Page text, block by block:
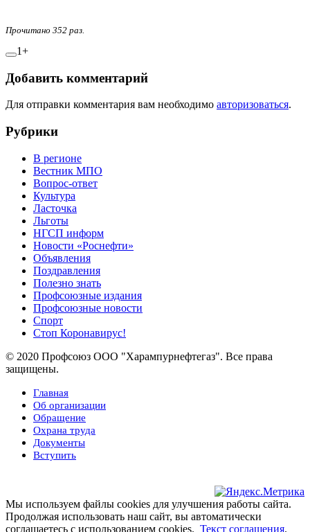
Прочитано 352 раз.
1+
Добавить комментарий
Для отправки комментария вам необходимо авторизоваться.
Рубрики
В регионе
Вестник МПО
Вопрос-ответ
Культура
Ласточка
Льготы
НГСП информ
Новости «Роснефти»
Объявления
Поздравления
Полезно знать
Профсоюзные издания
Профсоюзные новости
Спорт
Стоп Коронавирус!
© 2020 Профсоюз ООО "Харампурнефтегаз". Все права
защищены.
Главная
Об организации
Обращение
Охрана труда
Документы
Вступить
Мы используем файлы cookies для улучшения работы сайта.
Продолжая использовать наш сайт, вы автоматически
соглашаетесь с использованием cookies. Текст соглашения.